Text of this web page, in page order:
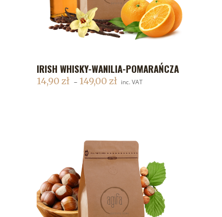
DODAJ DO KOSZYKA
IRISH WHISKY-WANILIA-POMARAŃCZA
14,90 zł – 149,00 zł inc. VAT